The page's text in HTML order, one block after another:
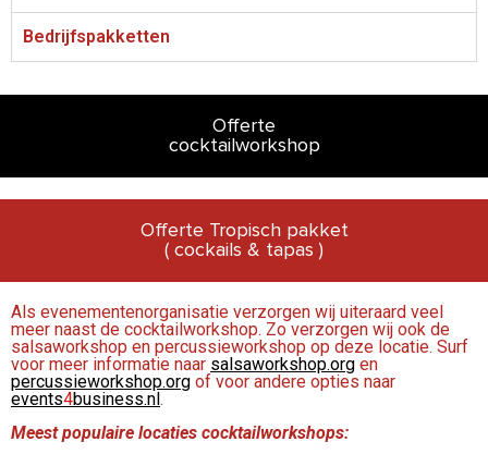
Bedrijfspakketten
Offerte
cocktailworkshop
Offerte Tropisch pakket
( cockails & tapas )
Als evenementenorganisatie verzorgen wij uiteraard veel
meer naast de cocktailworkshop. Zo verzorgen wij ook de
salsaworkshop en percussieworkshop op deze locatie. Surf
voor meer informatie naar salsaworkshop.org en
percussieworkshop.org of voor andere opties naar
events4business.nl .
Meest populaire locaties cocktailworkshops: